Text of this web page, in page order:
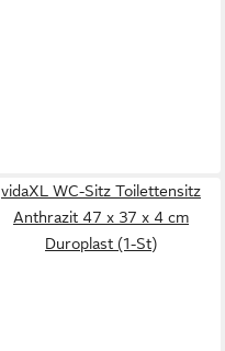
vidaXL WC-Sitz Toilettensitz
Anthrazit 47 x 37 x 4 cm
Duroplast (1-St)